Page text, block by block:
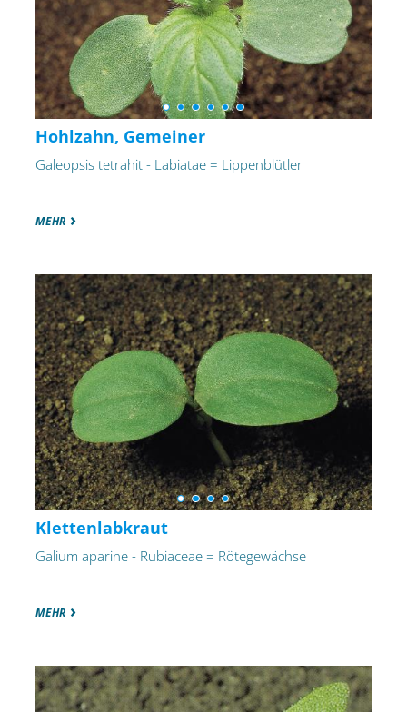
Hohlzahn, Gemeiner
Galeopsis tetrahit - Labiatae = Lippenblütler
MEHR
Klettenlabkraut
Galium aparine - Rubiaceae = Rötegewächse
MEHR